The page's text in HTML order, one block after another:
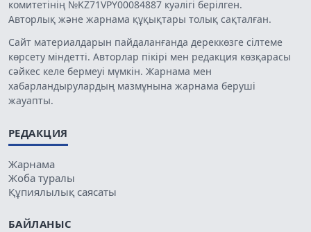
комитетінің №KZ71VPY00084887 куәлігі берілген.
Авторлық және жарнама құқықтары толық сақталған.
Сайт материалдарын пайдаланғанда дереккөзге сілтеме
көрсету міндетті. Авторлар пікірі мен редакция көзқарасы
сәйкес келе бермеуі мүмкін. Жарнама мен
хабарландырулардың мазмұнына жарнама беруші
жауапты.
РЕДАКЦИЯ
Жарнама
Жоба туралы
Құпиялылық саясаты
БАЙЛАНЫС